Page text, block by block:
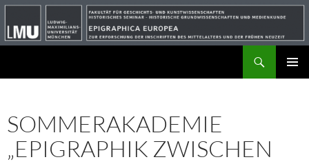
SOMMERAKADEMIE
„EPIGRAPHIK ZWISCHEN